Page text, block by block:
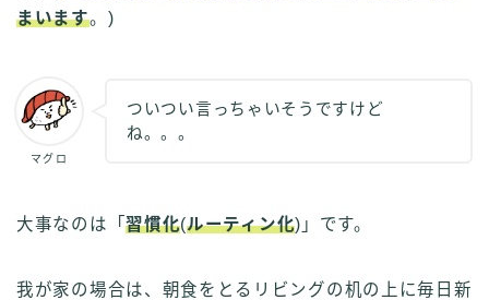
まいます。)
マグロ
ついつい言っちゃいそうですけど
ね。。。
大事なのは「習慣化(ルーティン化)」です。
我が家の場合は、朝食をとるリビングの机の上に毎日新